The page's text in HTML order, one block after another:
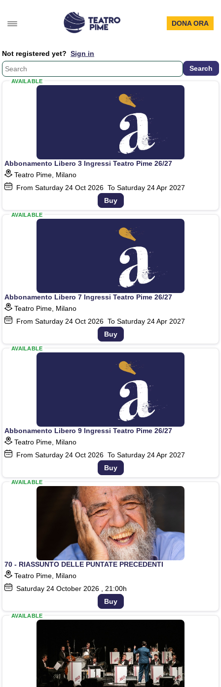
DONA ORA
Not registered yet? Sign in
Abbonamento Libero 3 Ingressi Teatro Pime 26/27
Teatro Pime, Milano
From Saturday 24 Oct 2026 To Saturday 24Apr 2027
AVAILABLE
Buy
Abbonamento Libero 7 Ingressi Teatro Pime 26/27
Teatro Pime, Milano
From Saturday 24 Oct 2026 To Saturday 24Apr 2027
AVAILABLE
Buy
Abbonamento Libero 9 Ingressi Teatro Pime 26/27
Teatro Pime, Milano
From Saturday 24 Oct 2026 To Saturday 24Apr 2027
AVAILABLE
Buy
70 - RIASSUNTO DELLE PUNTATE PRECEDENTI
Teatro Pime, Milano
Saturday 24 October 2026 , 21:00h
AVAILABLE
Buy
AVAILABLE